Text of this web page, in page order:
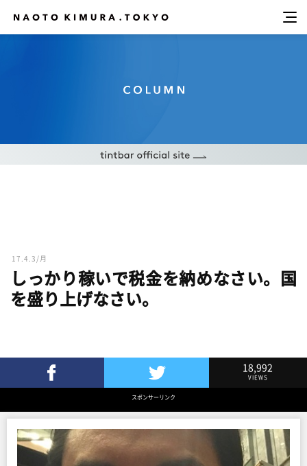
17.4.3/月
しっかり稼いで税金を納めなさい。国
を盛り上げなさい。
Twitterでツイート
18,992
VIEWS
スポンサーリンク